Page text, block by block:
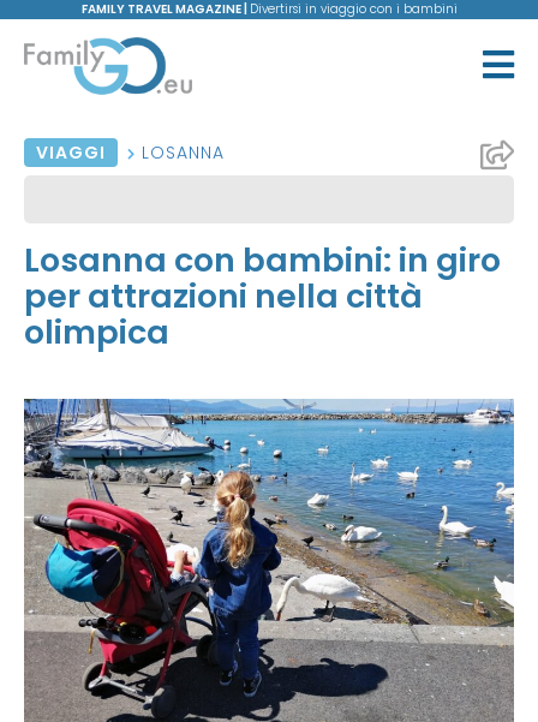
FAMILY TRAVEL MAGAZINE | Divertirsi in viaggio con i bambini
VIAGGI LOSANNA
Losanna con bambini: in giro
per attrazioni nella città
olimpica